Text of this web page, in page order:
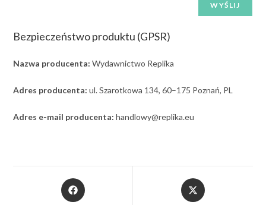
Bezpieczeństwo produktu (GPSR)
Nazwa producenta: Wydawnictwo Replika
Adres producenta: ul. Szarotkowa 134, 60–175 Poznań, PL
Adres e-mail producenta: handlowy@replika.eu